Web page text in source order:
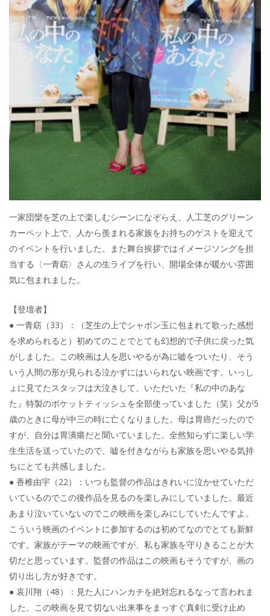
一家団欒を芝の上で楽しむシーンになぞらえ、人工芝のグリーン
カーペット上で、人から羨まれる家族をお持ちのゲストを迎えて
のイベントを行いました。また舞台挨拶ではイメージソングを担
当する〈一青窈〉さんの生ライブを行い、開場全体が暖かい雰囲
気に包まれました。
【登壇者】
● 一青窈（33）：（芝生の上でシャボン玉に包まれて歌った感想
を求められると）初めてのことでとても幻想的で子供に戻った気
がしました。この映画は人を思いやるが為に嘘をついたり、そう
いう人間の形が見られる泣かずにはいられない映画です。いっし
ょに見てたスタッフは大泣きして、いただいた『私の中のあな
た』特製のポケットティッシュを全部使っていました（笑）父が5
歳のときに母が中三の時に亡くなりました。母は胃癌だったので
すが、自分は胃潰瘍だと聞いていました。全然知らずに楽しい学
生生活を送っていたので、嘘を付きながらも家族を思いやる気持
ちにとても共感しました。
● 香椎由宇（22）：いつも監督の作品はきれいに泣かせていただ
いているのでこの後作品を見るのを楽しみにしていました。最近
あまり泣いていないのでこの映画を楽しみにしていたんですよ。
こういう映画のイベントに参加するのは初めてなのでとても新鮮
です。家族がテーマの映画ですが、私も家族を守りきることが大
切だと思っています。監督の作品はこの映画もそうですが、画の
切り出し方が好きです。
● 哀川翔（48）：見た人にハンカチを絶対忘れるなって言われま
した。この映画を見て切ない出来事をまっすぐ真剣に受け止め